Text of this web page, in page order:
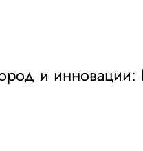
и инновации: